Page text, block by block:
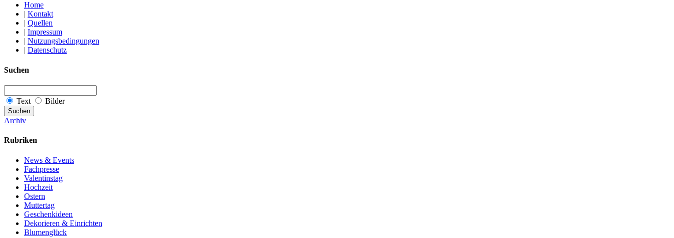
Home
Kontakt
Quellen
Impressum
Nutzungsbedingungen
Datenschutz
Suchen
Text Bilder
Suchen
Archiv
Rubriken
News & Events
Fachpresse
Valentinstag
Hochzeit
Ostern
Muttertag
Geschenkideen
Dekorieren & Einrichten
Blumenglück